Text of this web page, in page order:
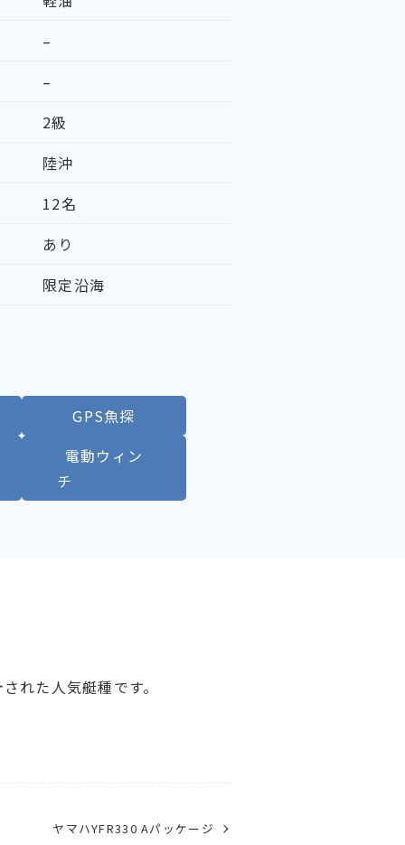
–
–
2級
陸沖
12名
あり
限定沿海
GPS魚探
電動ウィン
チ
れた人気艇種です。
ヤマハYFR330 Aパッケージ